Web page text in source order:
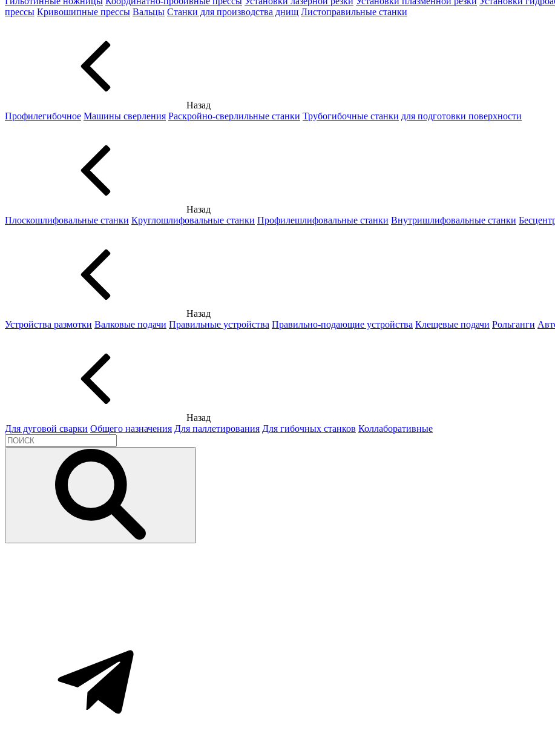
прессы Кривошипные прессы Вальцы Станки для производства днищ Листоправильные станки
Назад
Профилегибочное Машины сверления Раскройно-сверлильные станки Трубогибочные станки для подготовки поверхности
Назад
Плоскошлифовальные станки Круглошлифовальные станки Профилешлифовальные станки Внутришлифовальные станки
Назад
Устройства размотки Валковые подачи Правильные устройства Правильно-подающие устройства Клещевые подачи Рольганги
Назад
Для дуговой сварки Общего назначения Для паллетирования Для гибочных станков Коллаборативные